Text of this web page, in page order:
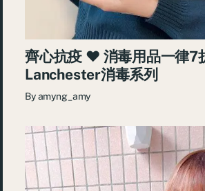
齊心抗疫 ♥ 消毒用品一律7
Lanchester消毒系列
Byamyng_amy